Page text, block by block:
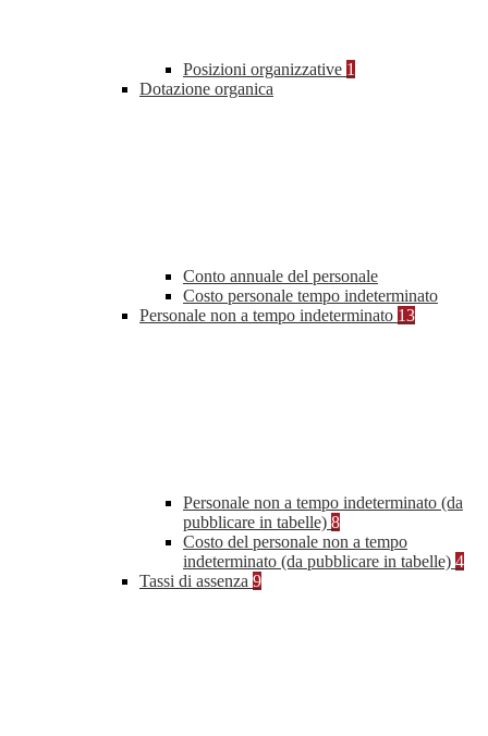
Posizioni organizzative 1
Dotazione organica
Conto annuale del personale
Costo personale tempo indeterminato
Personale non a tempo indeterminato 13
Personale non a tempo indeterminato (da
pubblicare in tabelle) 8
Costo del personale non a tempo
indeterminato (da pubblicare in tabelle) 4
Tassi di assenza 9